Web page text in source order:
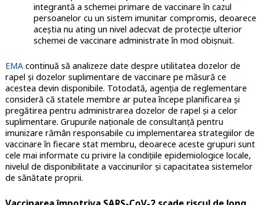
integrantă a schemei primare de vaccinare în cazul
persoanelor cu un sistem imunitar compromis, deoarece
aceștia nu ating un nivel adecvat de protecție ulterior
schemei de vaccinare administrate în mod obișnuit.
EMAcontinuă să analizeze date despre utilitatea dozelor de
rapel și dozelor suplimentare de vaccinare pe măsură ce
acestea devin disponibile. Totodată, agenția de reglementare
consideră că statele membre ar putea începe planificarea și
pregătirea pentru administrarea dozelor de rapel și a celor
suplimentare. Grupurile naționale de consultanță pentru
imunizare rămân responsabile cu implementarea strategiilor de
vaccinare în fiecare stat membru, deoarece aceste grupuri sunt
cele mai informate cu privire la condițiile epidemiologice locale,
nivelul de disponibilitate a vaccinurilor și capacitatea sistemelor
de sănătate proprii.